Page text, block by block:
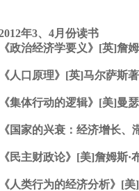
年3、4月份读书
《政治经济学要义》 [英]詹
《人口原理》 [英]马尔萨斯著
《集体行动的逻辑》 [美]曼
《国家的兴衰：经济增长、
《民主财政论》 [美]詹姆斯·
《人类行为的经济分析》 [美]